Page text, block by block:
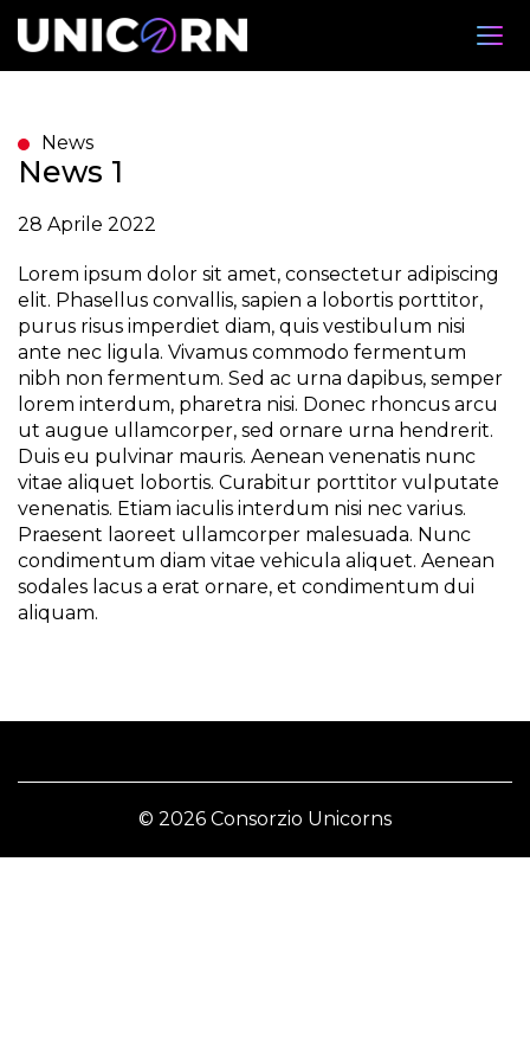
News
News 1
28 Aprile 2022
Lorem ipsum dolor sit amet, consectetur adipiscing
elit. Phasellus convallis, sapien a lobortis porttitor,
purus risus imperdiet diam, quis vestibulum nisi
ante nec ligula. Vivamus commodo fermentum
nibh non fermentum. Sed ac urna dapibus, semper
lorem interdum, pharetra nisi. Donec rhoncus arcu
ut augue ullamcorper, sed ornare urna hendrerit.
Duis eu pulvinar mauris. Aenean venenatis nunc
vitae aliquet lobortis. Curabitur porttitor vulputate
venenatis. Etiam iaculis interdum nisi nec varius.
Praesent laoreet ullamcorper malesuada. Nunc
condimentum diam vitae vehicula aliquet. Aenean
sodales lacus a erat ornare, et condimentum dui
aliquam.
© 2026 Consorzio Unicorns